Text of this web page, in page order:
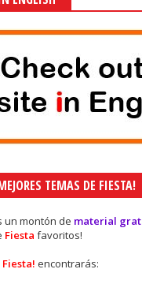
TEMAS DE FIESTA!
un montón de material
Fiestafavoritos!
Fiesta!encontrarás: